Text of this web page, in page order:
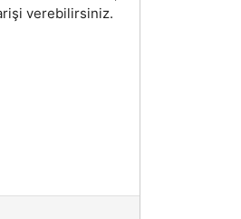
verebilirsiniz.